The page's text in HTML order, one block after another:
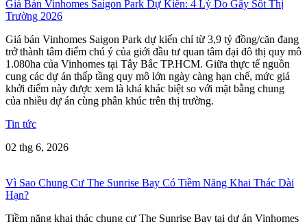
Giá Bán Vinhomes Saigon Park Dự Kiến: 4 Lý Do Gây Sốt Thị
Trường 2026
Giá bán Vinhomes Saigon Park dự kiến chỉ từ 3,9 tỷ đồng/căn đang
trở thành tâm điểm chú ý của giới đầu tư quan tâm đại đô thị quy mô
1.080ha của Vinhomes tại Tây Bắc TP.HCM. Giữa thực tế nguồn
cung các dự án thấp tầng quy mô lớn ngày càng hạn chế, mức giá
khởi điểm này được xem là khá khác biệt so với mặt bằng chung
của nhiều dự án cùng phân khúc trên thị trường.
Tin tức
02 thg 6, 2026
Vì Sao Chung Cư The Sunrise Bay Có Tiềm Năng Khai Thác Dài
Hạn?
Tiềm năng khai thác chung cư The Sunrise Bay tại dự án Vinhomes